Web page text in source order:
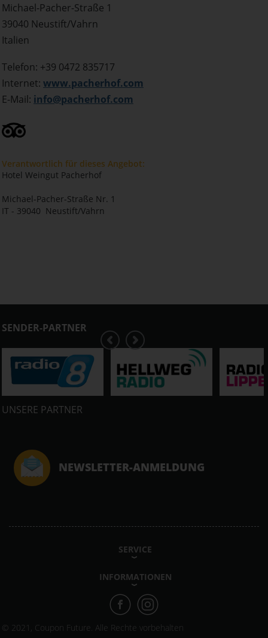
Michael-Pacher-Straße 1
39040 Neustift/Vahrn
Italien
Telefon: +39 0472 835717
Internet: www.pacherhof.com
E-Mail: info@pacherhof.com
Verantwortlich für dieses Angebot:
Hotel Weingut Pacherhof
Michael-Pacher-Straße Nr. 1
IT - 39040 Neustift/Vahrn
SENDER-PARTNER
UNSERE PARTNER
NEWSLETTER-ANMELDUNG
SERVICE
INFORMATIONEN
© 2021, Coupon Future. Alle Rechte vorbehalten